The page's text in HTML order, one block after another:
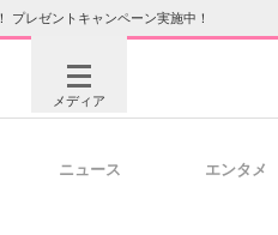
プレゼントキャンペーン実施中！
メディア
ニュース エンタメ